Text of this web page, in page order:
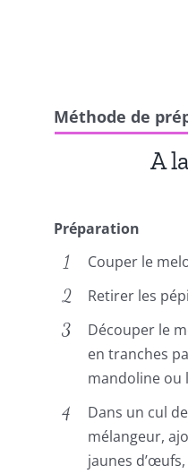
Méthode de
A
Préparation
Couper le
Retirer les
Découper le
en tranches
mandoline ou
Dans un cul
mélangeur,
jaunes